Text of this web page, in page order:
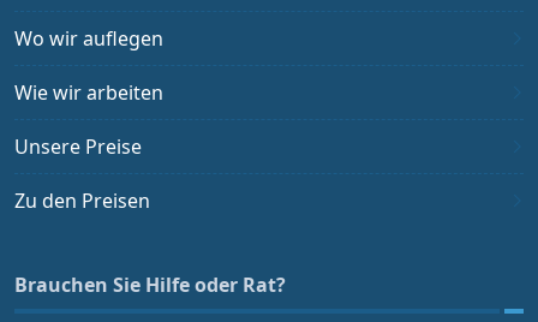
Wo wir auflegen
Wie wir arbeiten
Unsere Preise
Zu den Preisen
Brauchen Sie Hilfe oder Rat?